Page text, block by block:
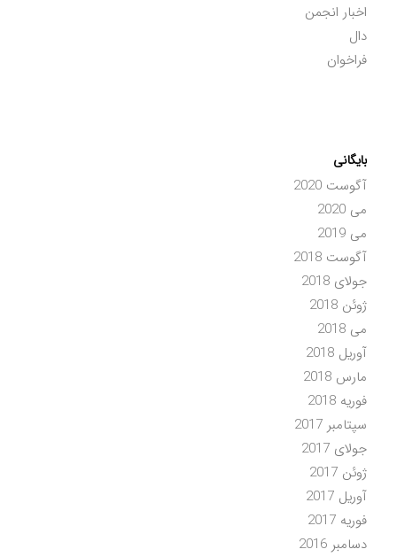
اخبار انجمن
دال
فراخوان
بایگانی
آگوست 2020
می 2020
می 2019
آگوست 2018
جولای 2018
ژوئن 2018
می 2018
آوریل 2018
مارس 2018
فوریه 2018
سپتامبر 2017
جولای 2017
ژوئن 2017
آوریل 2017
فوریه 2017
دسامبر 2016